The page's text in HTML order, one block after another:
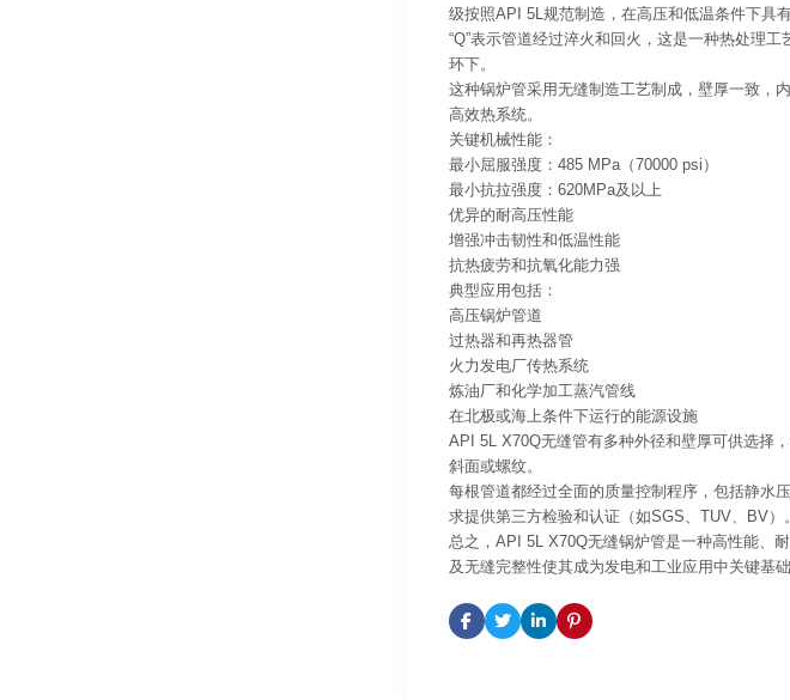
级按照API 5L规范制造，在高压和低温条件下具
“Q”表示管道经过淬火和回火，这是一种热处理
环下。
这种锅炉管采用无缝制造工艺制成，壁厚一致，
高效热系统。
关键机械性能：
最小屈服强度：485 MPa（70000 psi）
最小抗拉强度：620MPa及以上
优异的耐高压性能
增强冲击韧性和低温性能
抗热疲劳和抗氧化能力强
典型应用包括：
高压锅炉管道
过热器和再热器管
火力发电厂传热系统
炼油厂和化学加工蒸汽管线
在北极或海上条件下运行的能源设施
API 5L X70Q无缝管有多种外径和壁厚可供选择
斜面或螺纹。
每根管道都经过全面的质量控制程序，包括静水
求提供第三方检验和认证（如SGS、TUV、BV）。
总之，API 5L X70Q无缝锅炉管是一种高性能、
及无缝完整性使其成为发电和工业应用中关键基础